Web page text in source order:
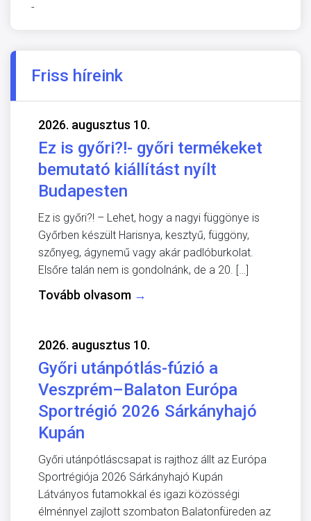
-
Friss híreink
2026. augusztus 10.
Ez is győri?!- győri termékeket
bemutató kiállítást nyílt
Budapesten
Ez is győri?! – Lehet, hogy a nagyi függönye is
Győrben készült Harisnya, kesztyű, függöny,
szőnyeg, ágynemű vagy akár padlóburkolat.
Elsőre talán nem is gondolnánk, de a 20. […]
Tovább olvasom →
2026. augusztus 10.
Győri utánpótlás-fúzió a
Veszprém–Balaton Európa
Sportrégió 2026 Sárkányhajó
Kupán
Győri utánpótláscsapat is rajthoz állt az Európa
Sportrégiója 2026 Sárkányhajó Kupán
Látványos futamokkal és igazi közösségi
élménnyel zajlott szombaton Balatonfüreden az